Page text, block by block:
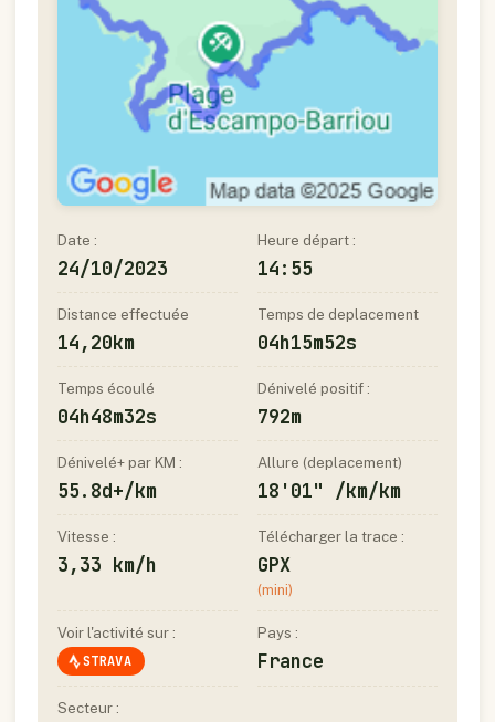
Date :
24/10/2023
Heure départ :
14:55
Distance effectuée
14,20km
Temps de deplacement
04h15m52s
Temps écoulé
04h48m32s
Dénivelé positif :
792m
Dénivelé+ par KM :
55.8d+/km
Allure (deplacement)
18'01" /km/km
Vitesse :
3,33 km/h
Télécharger la trace :
GPX
(mini)
Voir l'activité sur :
STRAVA
Pays :
France
Secteur :